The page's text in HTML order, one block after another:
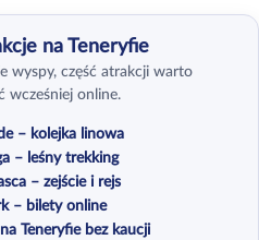
na Teneryfie
wyspy, część atrakcji warto
wcześniej online.
– kolejka linowa
– leśny trekking
– zejście i rejs
– bilety online
Teneryfie bez kaucji